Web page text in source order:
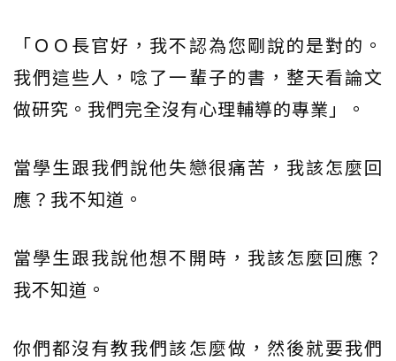
「ＯＯ長官好，我不認為您剛說的是對的。
我們這些人，唸了一輩子的書，整天看論文
做研究。我們完全沒有心理輔導的專業」。
當學生跟我們說他失戀很痛苦，我該怎麼回
應？我不知道。
當學生跟我說他想不開時，我該怎麼回應？
我不知道。
你們都沒有教我們該怎麼做，然後就要我們